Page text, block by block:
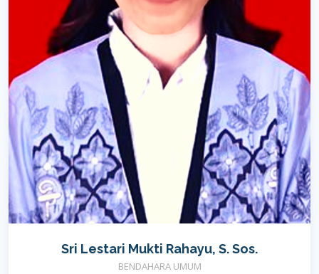
Sri Lestari Mukti Rahayu, S. Sos.
BENDAHARA UMUM